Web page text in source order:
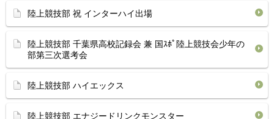
陸上競技部 祝 インターハイ出場
陸上競技部 千葉県高校記録会 兼 国ｽﾎﾟ陸上競技会少年の
部第三次選考会
陸上競技部 ハイエックス
陸上競技部 エナジードリンクモンスター